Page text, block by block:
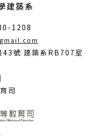
建築系
1208
開
號 建築系RB707室
司